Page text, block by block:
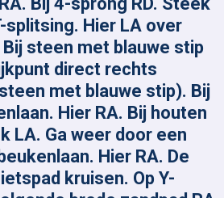
splitsing. Hier LA over
steen met blauwe stip
direct rechts
met blauwe stip). Bij
Hier RA. Bij houten
LA. Ga weer door een
Hier RA. De
kruisen. Op Y-